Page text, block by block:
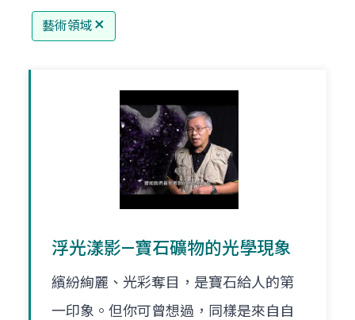
藝術領域
浮光漾影—寶石礦物的光學現象
繽紛絢麗、光彩奪目，是寶石給人的第
一印象。但你可曾想過，同樣是來自自